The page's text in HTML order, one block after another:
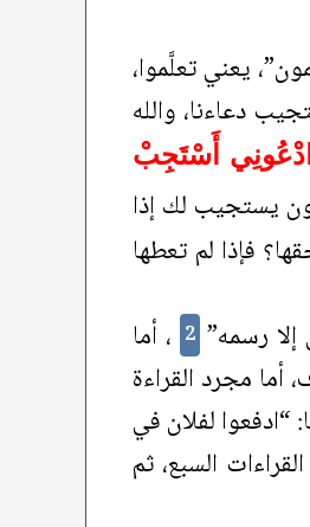
يعني تعلَّموا،
دعاءنا، والله
ادْعُونِي أَسْتَجِبْ
يستجيب لك إذا
فإذا لم تعطها
رسمه” 2 ، أما
أما مجرد القراءة
لفلان في
السبع، ثم